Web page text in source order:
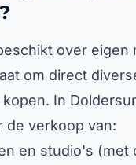
over eigen
om direct
In
de verkoop van:
en studio's (met